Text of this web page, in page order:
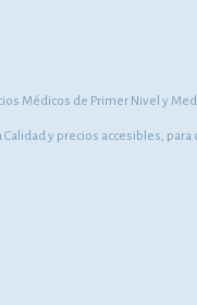
Médicos de Primer Nivel y
y precios accesibles,